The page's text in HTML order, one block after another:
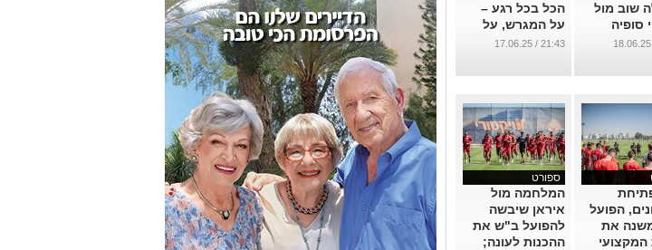
שוב מול
סופיה
הכל בכל רגע –
על המגרש, על
הספסל וביציע"
21:43 / 17.06.25
הפועל
את
המקצועי
ספורט
המלחמה מול
איראן שיבשה
להפועל ב"ש את
ההכנות לעונה;